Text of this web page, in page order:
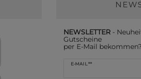
NEWSLETTER -
Gutscheine
per E-Mail bekommen?
E-MAIL **
Newsletter